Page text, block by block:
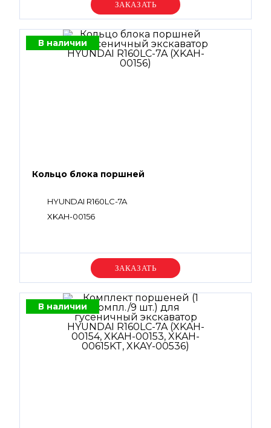
Уточняйте цену
В наличии
Кольцо блока поршней
HYUNDAI R160LC-7A
XKAH-00156
Уточняйте цену
В наличии